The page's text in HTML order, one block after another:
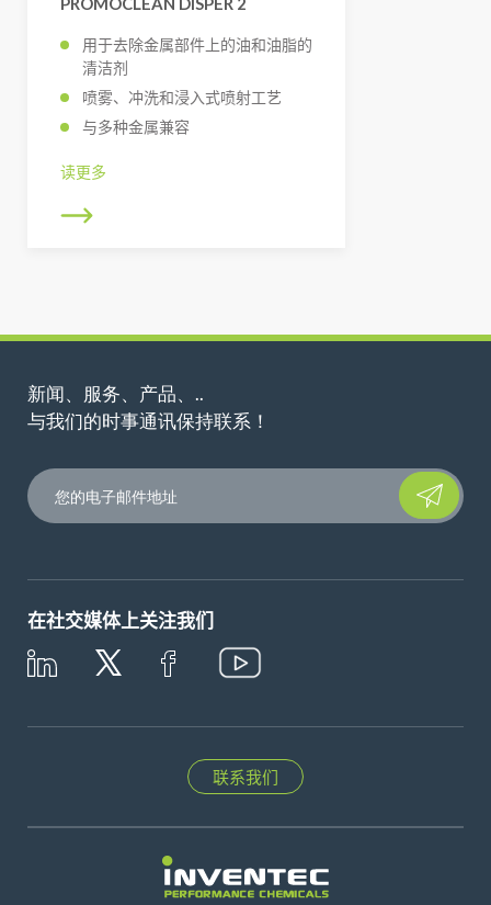
用于去除金属部件上的油和油脂的
清洁剂
喷雾、冲洗和浸入式喷射工艺
与多种金属兼容
读更多
新闻、服务、产品、..
与我们的时事通讯保持联系！
Please
在社交媒体上关注我们
联系我们